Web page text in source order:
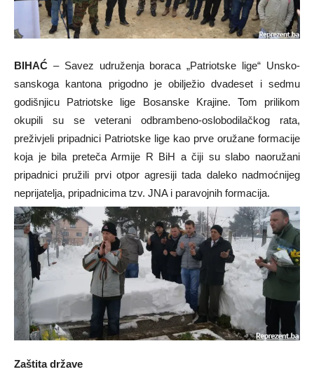
BIHAĆ – Savez udruženja boraca „Patriotske lige“ Unsko-
sanskoga kantona prigodno je obilježio dvadeset i sedmu
godišnjicu Patriotske lige Bosanske Krajine. Tom prilikom
okupili su se veterani odbrambeno-oslobodilačkog rata,
preživjeli pripadnici Patriotske lige kao prve oružane formacije
koja je bila preteča Armije R BiH a čiji su slabo naoružani
pripadnici pružili prvi otpor agresiji tada daleko nadmoćnijeg
neprijatelja, pripadnicima tzv. JNA i paravojnih formacija.
Zaštita države